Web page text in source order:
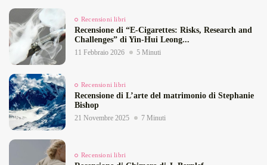
Recensioni libri
Recensione di “E‑Cigarettes: Risks, Research and
Challenges” di Yin‑Hui Leong...
11 Febbraio 2026 5 Minuti
Recensioni libri
Recensione di L’arte del matrimonio di Stephanie
Bishop
21 Novembre 2025 7 Minuti
Recensioni libri